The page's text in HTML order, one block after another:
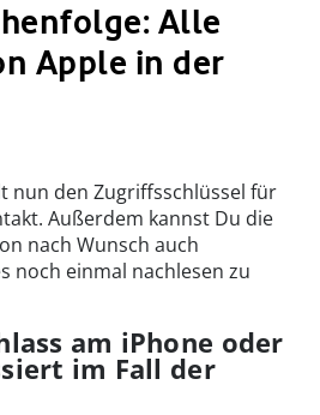
Alle
Apple in der
nun den Zugriffsschlüssel für
Außerdem kannst Du die
nach Wunsch auch
noch einmal nachlesen zu
am iPhone oder
im Fall der